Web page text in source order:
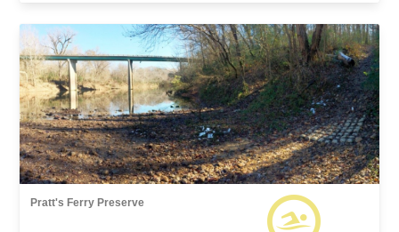
Pratt's Ferry Preserve